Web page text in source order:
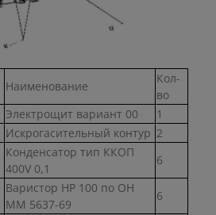
Наименование
Кол-
во
Электрощит вариант 00
1
Искрогасительный контур 2
Конденсатор тип ККОП
400V 0,1
6
Варистор НР 100 по ОН
ММ 5637-69
6